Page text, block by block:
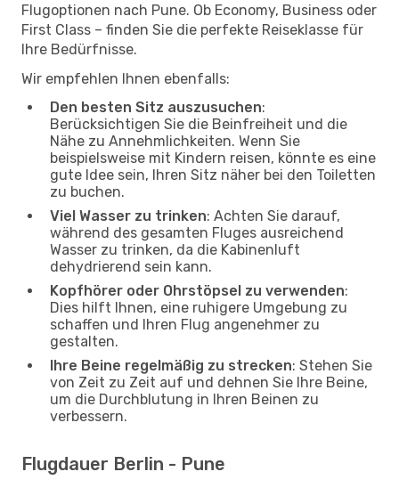
Flugoptionen nach Pune. Ob Economy, Business oder
First Class – finden Sie die perfekte Reiseklasse für
Ihre Bedürfnisse.
Wir empfehlen Ihnen ebenfalls:
Den besten Sitz auszusuchen:
Berücksichtigen Sie die Beinfreiheit und die
Nähe zu Annehmlichkeiten. Wenn Sie
beispielsweise mit Kindern reisen, könnte es eine
gute Idee sein, Ihren Sitz näher bei den Toiletten
zu buchen.
Viel Wasser zu trinken: Achten Sie darauf,
während des gesamten Fluges ausreichend
Wasser zu trinken, da die Kabinenluft
dehydrierend sein kann.
Kopfhörer oder Ohrstöpsel zu verwenden:
Dies hilft Ihnen, eine ruhigere Umgebung zu
schaffen und Ihren Flug angenehmer zu
gestalten.
Ihre Beine regelmäßig zu strecken: Stehen Sie
von Zeit zu Zeit auf und dehnen Sie Ihre Beine,
um die Durchblutung in Ihren Beinen zu
verbessern.
Flugdauer Berlin - Pune